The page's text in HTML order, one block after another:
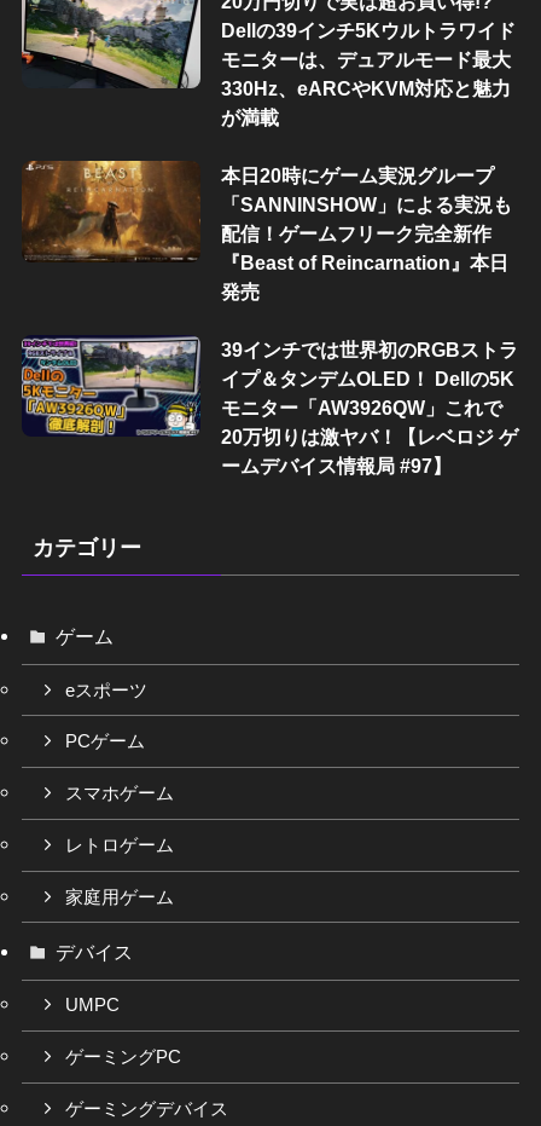
Dellの39インチ5Kウルトラワイド
モニターは、デュアルモード最大
330Hz、eARCやKVM対応と魅力
が満載
本日20時にゲーム実況グループ
「SANNINSHOW」による実況も
配信！ゲームフリーク完全新作
『Beast of Reincarnation』本日
発売
39インチでは世界初のRGBストラ
イプ＆タンデムOLED！ Dellの5K
モニター「AW3926QW」これで
20万切りは激ヤバ！【レベロジ ゲ
ームデバイス情報局 #97】
カテゴリー
ゲーム
eスポーツ
PCゲーム
スマホゲーム
レトロゲーム
家庭用ゲーム
デバイス
UMPC
ゲーミングPC
ゲーミングデバイス